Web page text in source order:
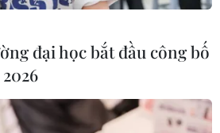
đại học bắt đầu công bố